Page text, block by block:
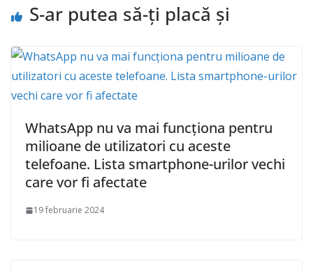
S-ar putea să-ți placă și
WhatsApp nu va mai funcționa pentru
milioane de utilizatori cu aceste
telefoane. Lista smartphone-urilor vechi
care vor fi afectate
19 februarie 2024